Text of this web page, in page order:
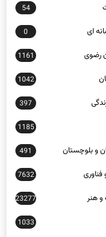
ای 0
رضوی 1161
1042
397
1185
و بلوچستان 491
7632
هنر 23277
1033
940